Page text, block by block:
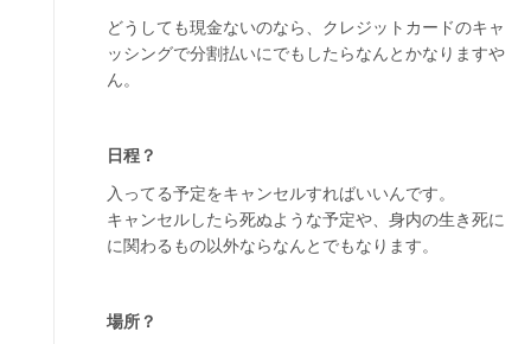
どうしても現金ないのなら、クレジットカードのキャ
ッシングで分割払いにでもしたらなんとかなりますや
ん。
日程？
入ってる予定をキャンセルすればいいんです。
キャンセルしたら死ぬような予定や、身内の生き死に
に関わるもの以外ならなんとでもなります。
場所？